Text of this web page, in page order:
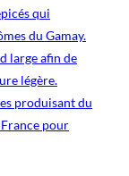
qui
du Gamay.
large afin de
légère.
produisant du
pour